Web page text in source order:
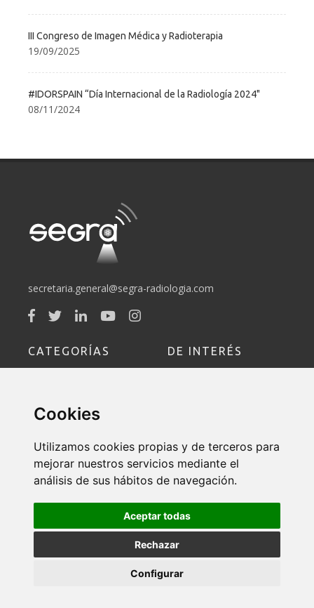
Cookies
Utilizamos cookies propias y de terceros para
mejorar nuestros servicios mediante el
análisis de sus hábitos de navegación.
Aceptar todas
Rechazar
Configurar
III Congreso de Imagen Médica y Radioterapia
19/09/2025
#IDORSPAIN “Día Internacional de la Radiología 2024"
08/11/2024
secretaria.general@segra-radiologia.com
CATEGORÍAS
Educación
Política de Devoluciones y
Cancelaciones
DE INTERÉS
SEGRA©